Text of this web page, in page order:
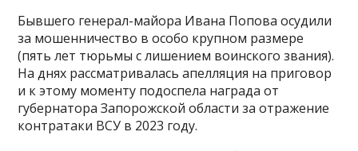
Бывшего генерал-майора Ивана Попова осудили
за мошенничество в особо крупном размере
(пять лет тюрьмы с лишением воинского звания).
На днях рассматривалась апелляция на приговор
и к этому моменту подоспела награда от
губернатора Запорожской области за отражение
контратаки ВСУ в 2023 году.